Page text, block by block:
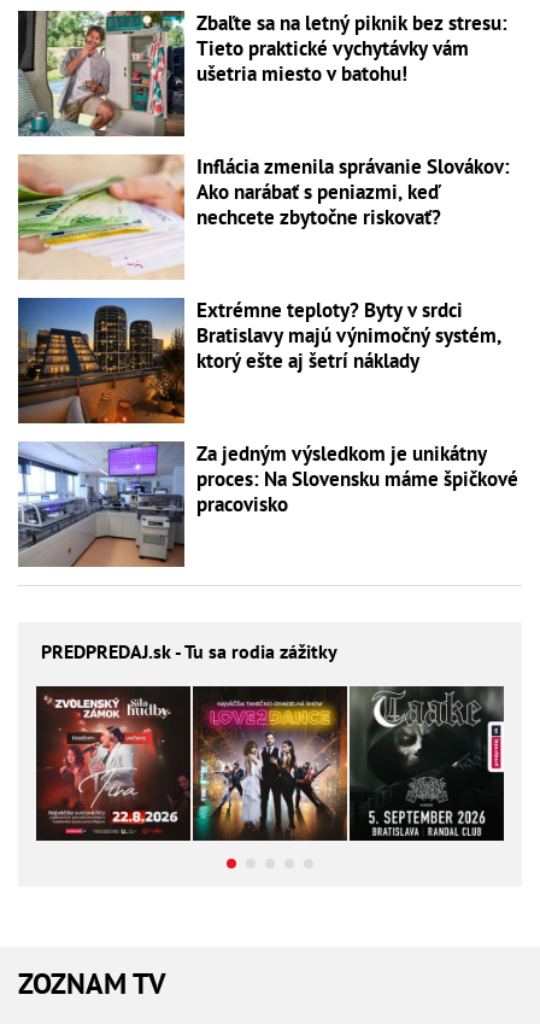
Zbaľte sa na letný piknik bez stresu:
Tieto praktické vychytávky vám
ušetria miesto v batohu!
Inflácia zmenila správanie Slovákov:
Ako narábať s peniazmi, keď
nechcete zbytočne riskovať?
Extrémne teploty? Byty v srdci
Bratislavy majú výnimočný systém,
ktorý ešte aj šetrí náklady
Za jedným výsledkom je unikátny
proces: Na Slovensku máme špičkové
pracovisko
PREDPREDAJ.sk - Tu sa rodia zážitky
ZOZNAM TV